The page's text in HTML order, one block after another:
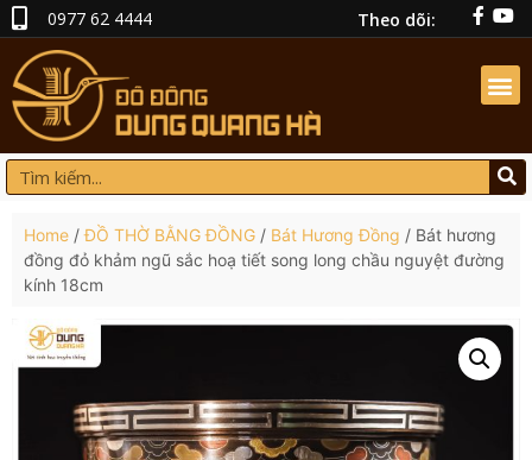
0977 62 4444 Theo dõi:
Home /ĐỒ THỜ BẰNG ĐỒNG / Bát Hương Đồng / Bát hương
đồng đỏ khảm ngũ sắc hoạ tiết song long chầu nguyệt đường
kính 18cm